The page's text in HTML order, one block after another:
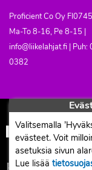
Proficient Co Oy
Ma-To 8-16, Pe 8-15 |
info@liikelahjat.fi |
0382
Valitsemalla
evästeet. Voit
asetuksia sivun
Lue lisää